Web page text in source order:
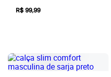
Naruto
Kits
Perfumes árabes
R$ 99,99